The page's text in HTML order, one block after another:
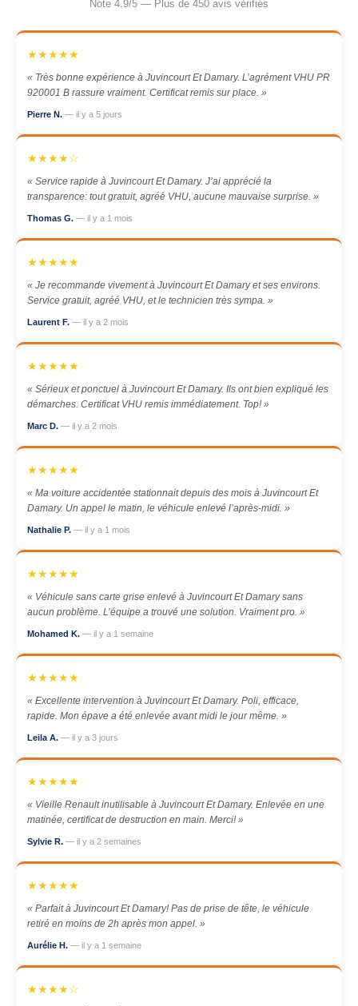
Note 4.9/5 — Plus de 450 avis vérifiés
★★★★★
« Très bonne expérience à Juvincourt Et Damary. L’agrément VHU PR
920001 B rassure vraiment. Certificat remis sur place. »
Pierre N. — il y a 5 jours
★★★★☆
« Service rapide à Juvincourt Et Damary. J’ai apprécié la
transparence: tout gratuit, agréé VHU, aucune mauvaise surprise. »
Thomas G. — il y a 1 mois
★★★★★
« Je recommande vivement à Juvincourt Et Damary et ses environs.
Service gratuit, agréé VHU, et le technicien très sympa. »
Laurent F. — il y a 2 mois
★★★★★
« Sérieux et ponctuel à Juvincourt Et Damary. Ils ont bien expliqué les
démarches. Certificat VHU remis immédiatement. Top! »
Marc D. — il y a 2 mois
★★★★★
« Ma voiture accidentée stationnait depuis des mois à Juvincourt Et
Damary. Un appel le matin, le véhicule enlevé l’après-midi. »
Nathalie P. — il y a 1 mois
★★★★★
« Véhicule sans carte grise enlevé à Juvincourt Et Damary sans
aucun problème. L’équipe a trouvé une solution. Vraiment pro. »
Mohamed K. — il y a 1 semaine
★★★★★
« Excellente intervention à Juvincourt Et Damary. Poli, efficace,
rapide. Mon épave a été enlevée avant midi le jour même. »
Leila A. — il y a 3 jours
★★★★★
« Vieille Renault inutilisable à Juvincourt Et Damary. Enlevée en une
matinée, certificat de destruction en main. Merci! »
Sylvie R. — il y a 2 semaines
★★★★★
« Parfait à Juvincourt Et Damary! Pas de prise de tête, le véhicule
retiré en moins de 2h après mon appel. »
Aurélie H. — il y a 1 semaine
★★★★☆